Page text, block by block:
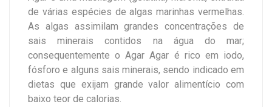
de várias espécies de algas marinhas vermelhas.
As algas assimilam grandes concentrações de
sais minerais contidos na água do mar;
consequentemente o Agar Agar é rico em iodo,
fósforo e alguns sais minerais, sendo indicado em
dietas que exijam grande valor alimentício com
baixo teor de calorias.